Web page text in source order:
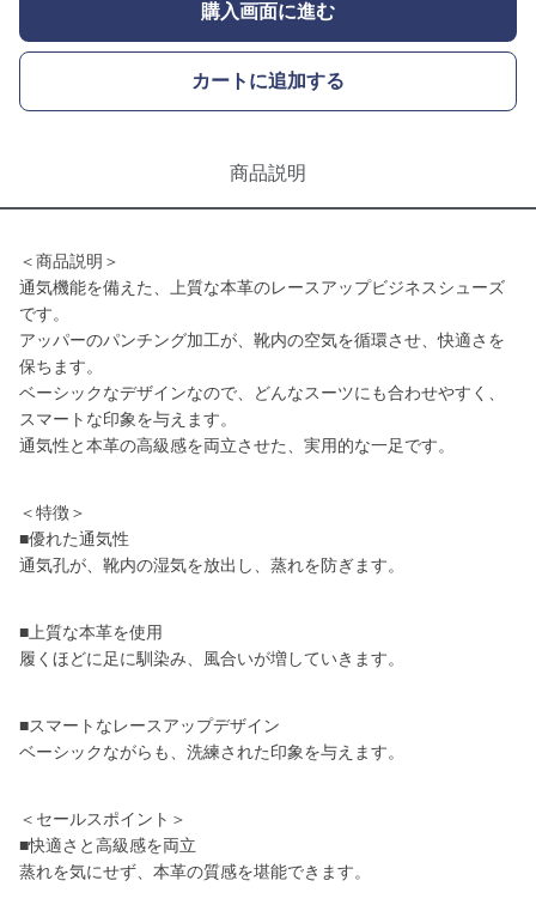
購入画面に進む
カートに追加する
商品説明
＜商品説明＞
通気機能を備えた、上質な本革のレースアップビジネスシューズ
です。
アッパーのパンチング加工が、靴内の空気を循環させ、快適さを
保ちます。
ベーシックなデザインなので、どんなスーツにも合わせやすく、
スマートな印象を与えます。
通気性と本革の高級感を両立させた、実用的な一足です。
＜特徴＞
■優れた通気性
通気孔が、靴内の湿気を放出し、蒸れを防ぎます。
■上質な本革を使用
履くほどに足に馴染み、風合いが増していきます。
■スマートなレースアップデザイン
ベーシックながらも、洗練された印象を与えます。
＜セールスポイント＞
■快適さと高級感を両立
蒸れを気にせず、本革の質感を堪能できます。